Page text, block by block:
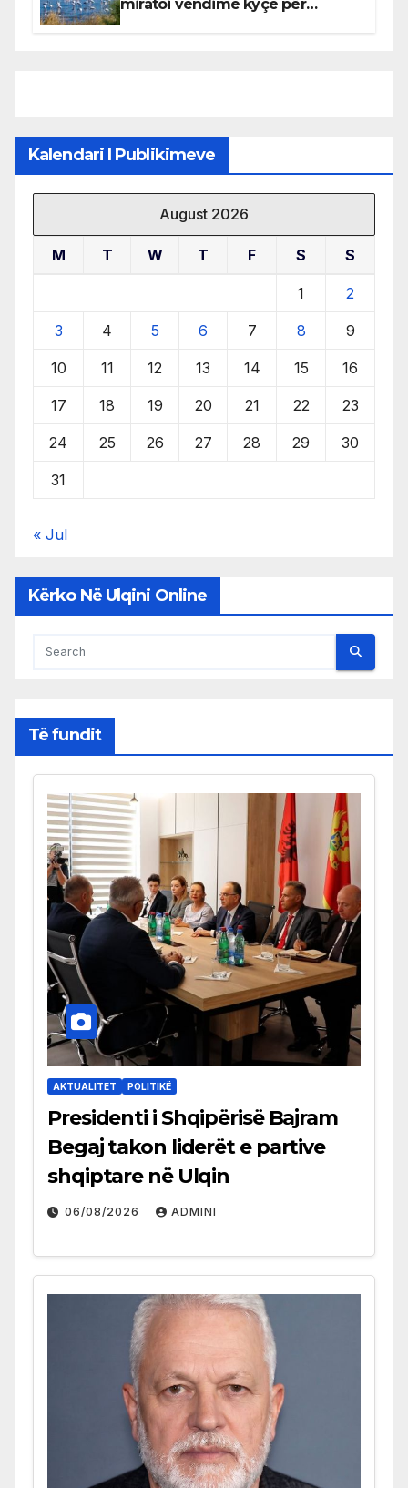
miratoi vendime kyçe për
Kalendari I Publikimeve
August 2026
M T W T F S S
1 2
3 4 5 6 7 8 9
10 11 12 13 14 15 16
17 18 19 20 21 22 23
24 25 26 27 28 29 30
31
« Jul
Kërko Në Ulqini Online
Të fundit
AKTUALITET POLITIKË
Presidenti i Shqipërisë Bajram
Begaj takon liderët e partive
shqiptare në Ulqin
06/08/2026 ADMINI